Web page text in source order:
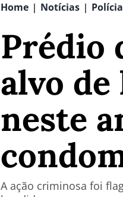
Home | Notícias | Polícia
Prédio
alvo de
neste
A ação criminosa foi